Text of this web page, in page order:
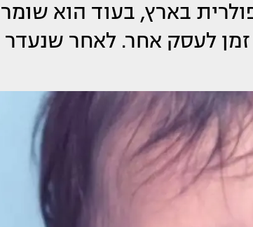
בארץ, בעוד הוא שומר
לעסק אחר. לאחר שנעדר